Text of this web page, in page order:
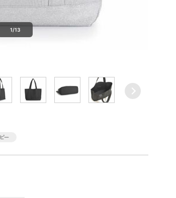
1/13